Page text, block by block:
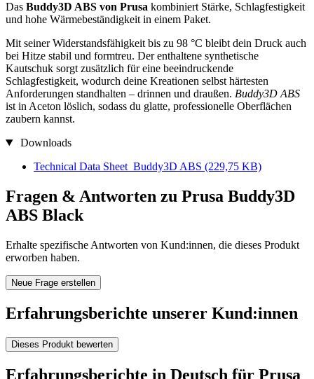
Das Buddy3D ABS von Prusa kombiniert Stärke, Schlagfestigkeit
und hohe Wärmebeständigkeit in einem Paket.
Mit seiner Widerstandsfähigkeit bis zu 98 °C bleibt dein Druck auch
bei Hitze stabil und formtreu. Der enthaltene synthetische
Kautschuk sorgt zusätzlich für eine beeindruckende
Schlagfestigkeit, wodurch deine Kreationen selbst härtesten
Anforderungen standhalten – drinnen und draußen. Buddy3D ABS
ist in Aceton löslich, sodass du glatte, professionelle Oberflächen
zaubern kannst.
Downloads
Technical Data Sheet_Buddy3D ABS (229,75 KB)
Fragen & Antworten zu Prusa Buddy3D
ABS Black
Erhalte spezifische Antworten von Kund:innen, die dieses Produkt
erworben haben.
Neue Frage erstellen
Erfahrungsberichte unserer Kund:innen
Dieses Produkt bewerten
Erfahrungsberichte in Deutsch für Prusa